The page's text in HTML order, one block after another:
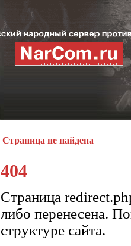
Страница не найдена
404
Страница
либо перенесена.
структуре сайта.